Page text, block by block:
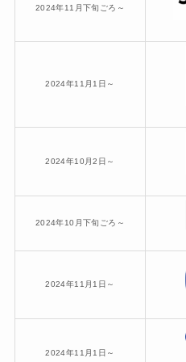
2024年11月下旬ごろ～
2024年11月1日～
2024年10月2日～
2024年10月下旬ごろ～
2024年11月1日～
2024年11月1日～